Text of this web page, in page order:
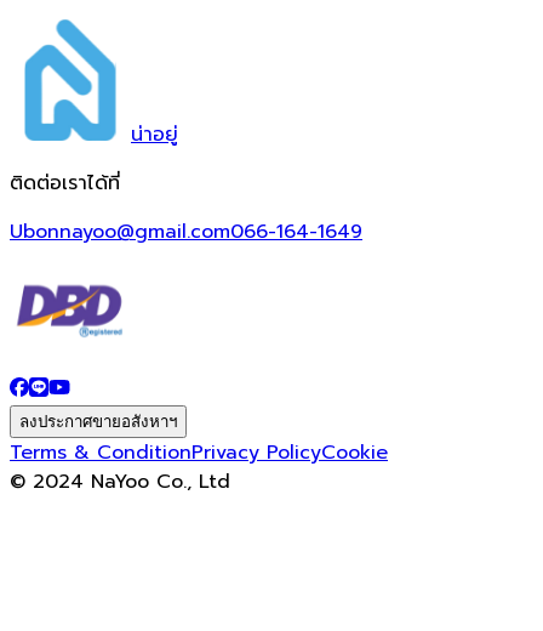
น่าอยู่
ติดต่อเราได้ที่
Ubonnayoo@gmail.com066-164-1649
ลงประกาศขายอสังหาฯ
Terms & ConditionPrivacy PolicyCookie
© 2024 NaYoo Co., Ltd